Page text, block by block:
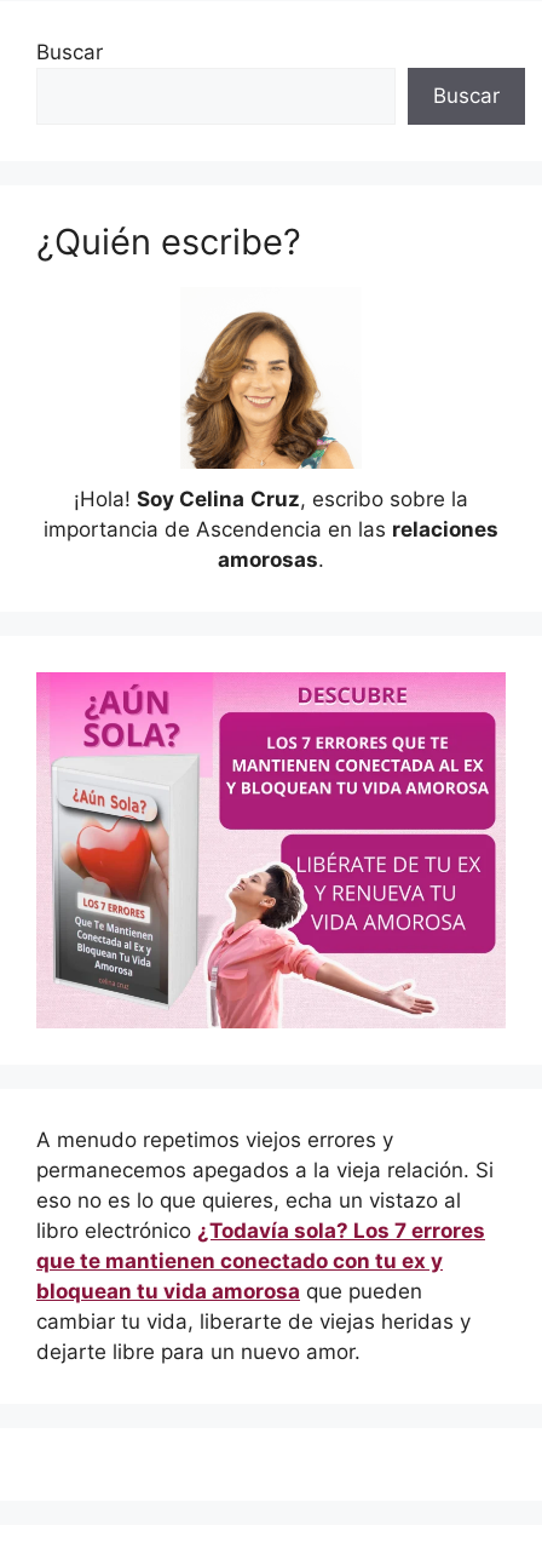
Buscar
Buscar
¿Quién escribe?
¡Hola! Soy Celina Cruz, escribo sobre la
importancia de Ascendencia en las relaciones
amorosas.
A menudo repetimos viejos errores y
permanecemos apegados a la vieja relación. Si
eso no es lo que quieres, echa un vistazo al
libro electrónico ¿Todavía sola? Los 7 errores
que te mantienen conectado con tu ex y
bloquean tu vida amorosa que pueden
cambiar tu vida, liberarte de viejas heridas y
dejarte libre para un nuevo amor.